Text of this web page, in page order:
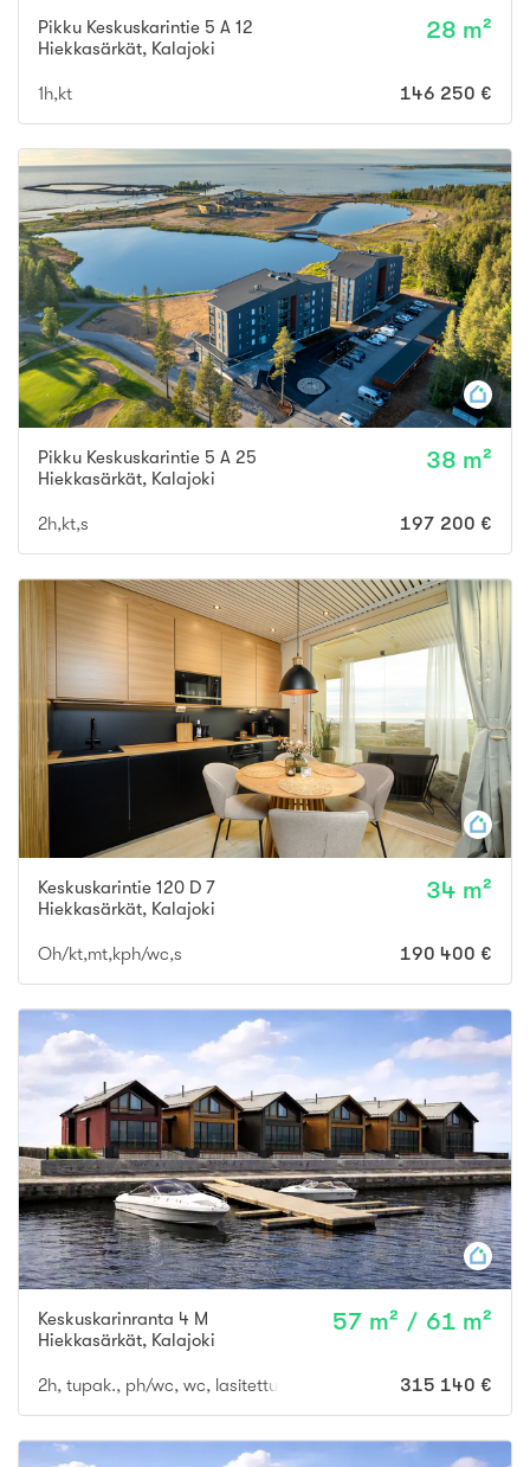
Pikku Keskuskarintie 5 A 12
Hiekkasärkät, Kalajoki
28 m²
1h,kt 146 250 €
Pikku Keskuskarintie 5 A 25
Hiekkasärkät, Kalajoki
38 m²
2h,kt,s 197 200 €
Keskuskarintie 120 D 7
Hiekkasärkät, Kalajoki
34 m²
Oh/kt,mt,kph/wc,s 190 400 €
Keskuskarinranta 4 M
Hiekkasärkät, Kalajoki
57 m² / 61 m²
2h, tupak., ph/wc, wc, lasitettu terassi 315 140 €